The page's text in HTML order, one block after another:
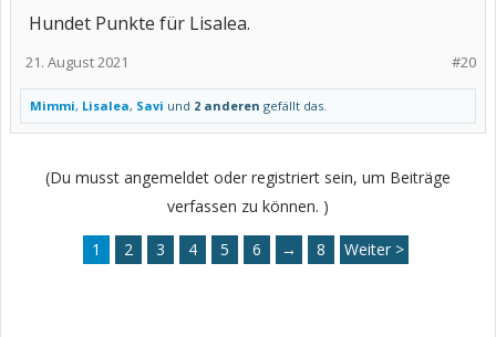
Hundet Punkte für Lisalea.
#20
21. August 2021
Mimmi, Lisalea, Savi und 2 anderen gefällt das.
(Du musst angemeldet oder registriert sein, um Beiträge
verfassen zu können. )
1 2 3 4 5 6 → 8 Weiter >